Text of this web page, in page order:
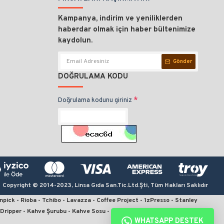
Kampanya, indirim ve yeniliklerden
haberdar olmak için haber bültenimize
kaydolun.
Gönder
DOĞRULAMA KODU
Doğrulama kodunu giriniz
Copyright © 2014-2023, Linsa Gıda San.Tic.Ltd.Şti, Tüm Hakları Saklıdır
- Rioba - Tchibo - Lavazza - Coffee Project - 1zPresso - Stanley
- Kahve Şurubu - Kahve Sosu - Kahve Değirmeni - Termos
en iyi çekirdek kahve, moka pot için kahve, v60 fiyat, kahve sitesi,
WHATSAPP DESTEK